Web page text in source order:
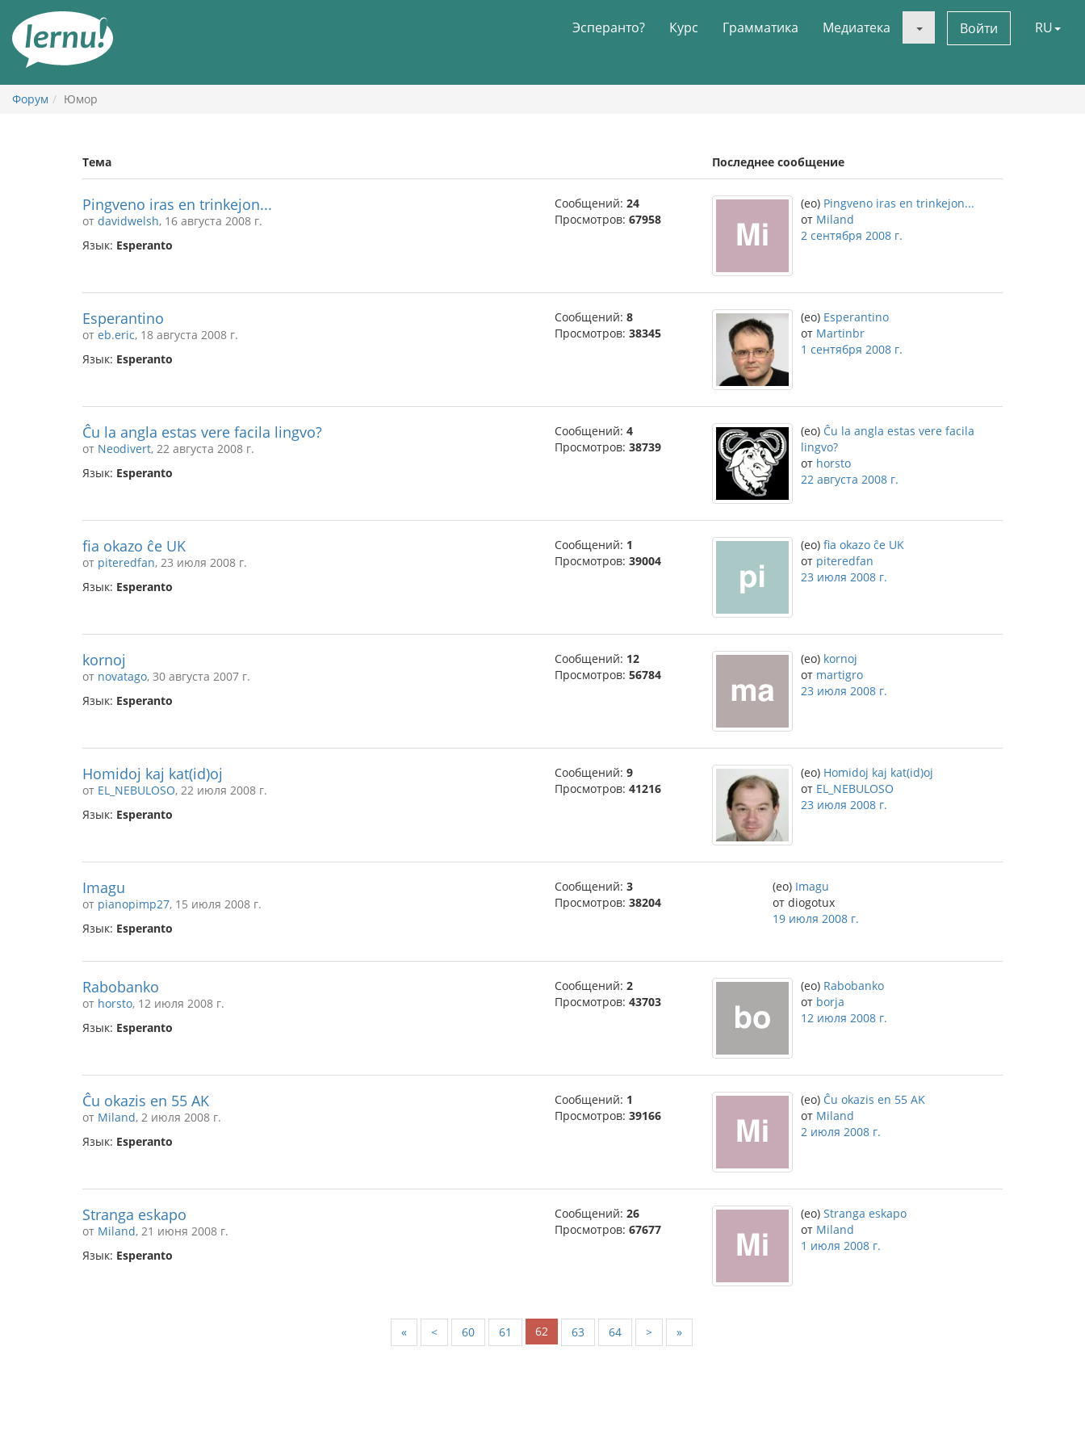
содержанию
Эсперанто? Курс Грамматика Медиатека Войти RU
Форум Юмор
Тема Последнее сообщение
Pingveno iras en trinkejon...
от davidwelsh, 16 августа 2008 г.
Язык: Esperanto
Сообщений: 24
Просмотров: 67958
(eo) Pingveno iras en trinkejon...
от Miland
2 сентября 2008 г.
Esperantino
от eb.eric, 18 августа 2008 г.
Язык: Esperanto
Сообщений: 8
Просмотров: 38345
(eo) Esperantino
от Martinbr
1 сентября 2008 г.
Ĉu la angla estas vere facila lingvo?
от Neodivert, 22 августа 2008 г.
Язык: Esperanto
Сообщений: 4
Просмотров: 38739
(eo) Ĉu la angla estas vere facila
lingvo?
от horsto
22 августа 2008 г.
fia okazo ĉe UK
от piteredfan, 23 июля 2008 г.
Язык: Esperanto
Сообщений: 1
Просмотров: 39004
(eo) fia okazo ĉe UK
от piteredfan
23 июля 2008 г.
kornoj
от novatago, 30 августа 2007 г.
Язык: Esperanto
Сообщений: 12
Просмотров: 56784
(eo) kornoj
от martigro
23 июля 2008 г.
Homidoj kaj kat(id)oj
от EL_NEBULOSO, 22 июля 2008 г.
Язык: Esperanto
Сообщений: 9
Просмотров: 41216
(eo) Homidoj kaj kat(id)oj
от EL_NEBULOSO
23 июля 2008 г.
Imagu
от pianopimp27, 15 июля 2008 г.
Язык: Esperanto
Сообщений: 3
Просмотров: 38204
(eo) Imagu
от diogotux
19 июля 2008 г.
Rabobanko
от horsto, 12 июля 2008 г.
Язык: Esperanto
Сообщений: 2
Просмотров: 43703
(eo) Rabobanko
от borja
12 июля 2008 г.
Ĉu okazis en 55 AK
от Miland, 2 июля 2008 г.
Язык: Esperanto
Сообщений: 1
Просмотров: 39166
(eo) Ĉu okazis en 55 AK
от Miland
2 июля 2008 г.
Stranga eskapo
от Miland, 21 июня 2008 г.
Язык: Esperanto
Сообщений: 26
Просмотров: 67677
(eo) Stranga eskapo
от Miland
1 июля 2008 г.
« < 60 61 62 63 64 > »